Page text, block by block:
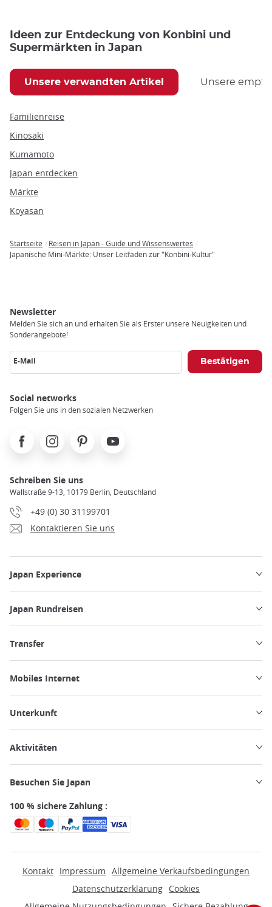
Ideen zur Entdeckung von Konbini und
Supermärkten in Japan
Unsere verwandten Artikel Unsere
Familienreise
Kinosaki
Kumamoto
Japan entdecken
Märkte
Koyasan
Breadcrumb
Startseite
Reisen in Japan - Guide und Wissenswertes
Japanische Mini-Märkte: Unser Leitfaden zur "Konbini-Kultur"
Newsletter
Melden Sie sich an und erhalten Sie als Erster unsere Neuigkeiten und
Sonderangebote!
E-Mail
Social networks
Folgen Sie uns in den sozialen Netzwerken
FacebookInstagramPinterest Youtube
Schreiben Sie uns
Wallstraße 9-13, 10179 Berlin, Deutschland
+49 (0) 30 31199701
Kontaktieren Sie uns
Japan Experience
Japan Rundreisen
Transfer
Mobiles Internet
Unterkunft
Aktivitäten
Besuchen Sie Japan
100 % sichere Zahlung :
Kontakt Impressum Allgemeine Verkaufsbedingungen
Datenschutzerklärung Cookies